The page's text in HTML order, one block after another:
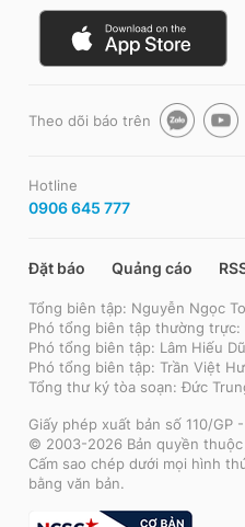
Theo dõi báo trên
Hotline
0906 645 777
Đặt báo Quảng cáo
Tổng biên tập: Nguyễn Ngọc
Phó tổng biên tập thường trực:
Phó tổng biên tập: Lâm Hiếu
Phó tổng biên tập: Trần Việt
Tổng thư ký tòa soạn: Đức
Giấy phép xuất bản số 110/GP
© 2003-2026 Bản quyền thuộc
Cấm sao chép dưới mọi hình
bằng văn bản.